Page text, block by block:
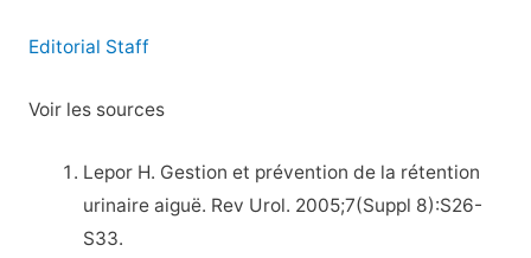
Editorial Staff
Voir les sources
Lepor H. Gestion et prévention de la rétention
urinaire aiguë. Rev Urol. 2005;7(Suppl 8):S26-
S33.